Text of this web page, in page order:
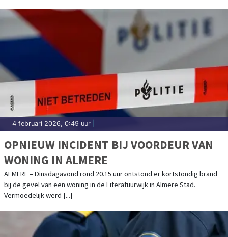
4 februari 2026, 0:49 uur
OPNIEUW INCIDENT BIJ VOORDEUR VAN
WONING IN ALMERE
ALMERE – Dinsdagavond rond 20.15 uur ontstond er kortstondig brand
bij de gevel van een woning in de Literatuurwijk in Almere Stad.
Vermoedelijk werd [...]